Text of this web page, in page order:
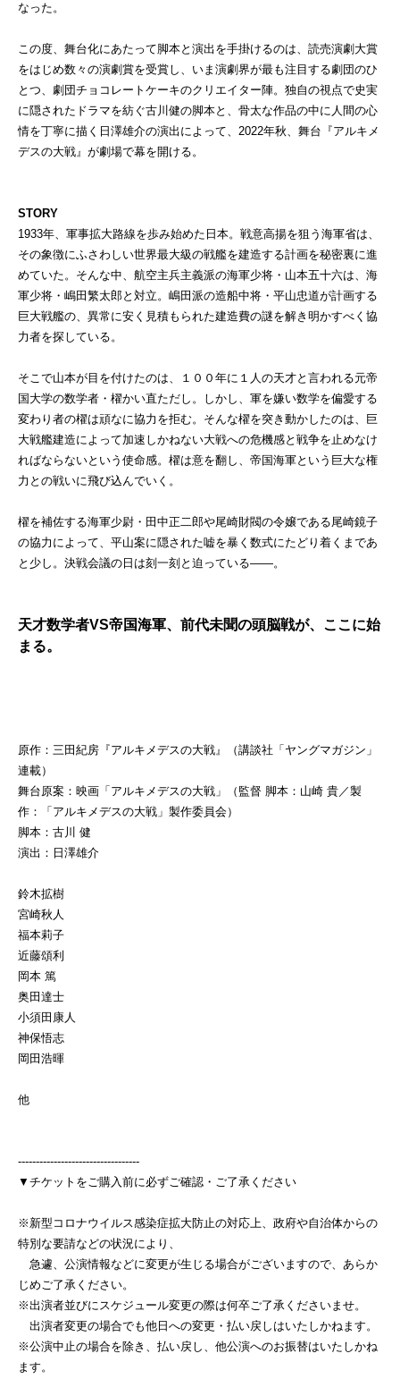
なった。
この度、舞台化にあたって脚本と演出を手掛けるのは、読売演劇大賞
をはじめ数々の演劇賞を受賞し、いま演劇界が最も注目する劇団のひ
とつ、劇団チョコレートケーキのクリエイター陣。独自の視点で史実
に隠されたドラマを紡ぐ古川健の脚本と、骨太な作品の中に人間の心
情を丁寧に描く日澤雄介の演出によって、2022年秋、舞台『アルキメ
デスの大戦』が劇場で幕を開ける。
STORY
1933年、軍事拡大路線を歩み始めた日本。戦意高揚を狙う海軍省は、
その象徴にふさわしい世界最大級の戦艦を建造する計画を秘密裏に進
めていた。そんな中、航空主兵主義派の海軍少将・山本五十六は、海
軍少将・嶋田繁太郎と対立。嶋田派の造船中将・平山忠道が計画する
巨大戦艦の、異常に安く見積もられた建造費の謎を解き明かすべく協
力者を探している。
そこで山本が目を付けたのは、１００年に１人の天才と言われる元帝
国大学の数学者・櫂かい直ただし。しかし、軍を嫌い数学を偏愛する
変わり者の櫂は頑なに協力を拒む。そんな櫂を突き動かしたのは、巨
大戦艦建造によって加速しかねない大戦への危機感と戦争を止めなけ
ればならないという使命感。櫂は意を翻し、帝国海軍という巨大な権
力との戦いに飛び込んでいく。
櫂を補佐する海軍少尉・田中正二郎や尾崎財閥の令嬢である尾崎鏡子
の協力によって、平山案に隠された嘘を暴く数式にたどり着くまであ
と少し。決戦会議の日は刻一刻と迫っている――。
天才数学者VS帝国海軍、前代未聞の頭脳戦が、ここに始
まる。
原作：三田紀房『アルキメデスの大戦』（講談社「ヤングマガジン」
連載）
舞台原案：映画「アルキメデスの大戦」（監督 脚本：山崎 貴／製
作：「アルキメデスの大戦」製作委員会）
脚本：古川 健
演出：日澤雄介
鈴木拡樹
宮崎秋人
福本莉子
近藤頌利
岡本 篤
奥田達士
小須田康人
神保悟志
岡田浩暉
他
----------------------------------
▼チケットをご購入前に必ずご確認・ご了承ください
※新型コロナウイルス感染症拡大防止の対応上、政府や自治体からの
特別な要請などの状況により、
急遽、公演情報などに変更が生じる場合がございますので、あらか
じめご了承ください。
※出演者並びにスケジュール変更の際は何卒ご了承くださいませ。
出演者変更の場合でも他日への変更・払い戻しはいたしかねます。
※公演中止の場合を除き、払い戻し、他公演へのお振替はいたしかね
ます。